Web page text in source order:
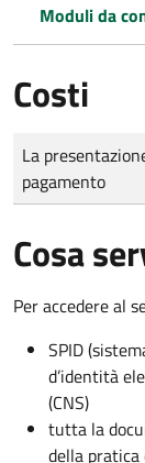
Moduli da
Costi
Tipo di pagamento
Importo
La
pagamento
Cosa
Per accedere al
SPID
d’identità
(CNS)
tutta la
della